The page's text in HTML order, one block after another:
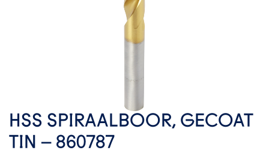
HSS SPIRAALBOOR, GECOAT
TIN – 860787